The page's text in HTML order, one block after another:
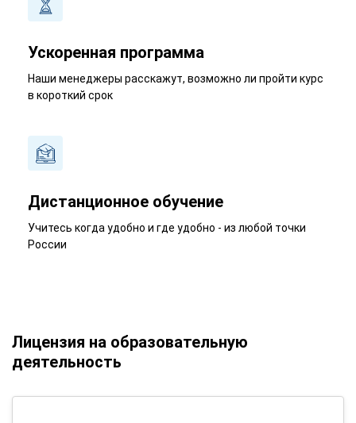
Ускоренная программа
Наши менеджеры расскажут, возможно ли пройти курс
в короткий срок
Дистанционное обучение
Учитесь когда удобно и где удобно - из любой точки
России
Лицензия на образовательную
деятельность